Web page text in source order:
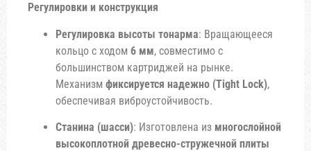
Регулировки и конструкция
Регулировка высоты тонарма: Вращающееся
кольцо с ходом 6 мм, совместимо с
большинством картриджей на рынке.
Механизм фиксируется надежно (Tight Lock),
обеспечивая виброустойчивость.
Станина (шасси): Изготовлена из многослойной
высокоплотной древесно-стружечной плиты